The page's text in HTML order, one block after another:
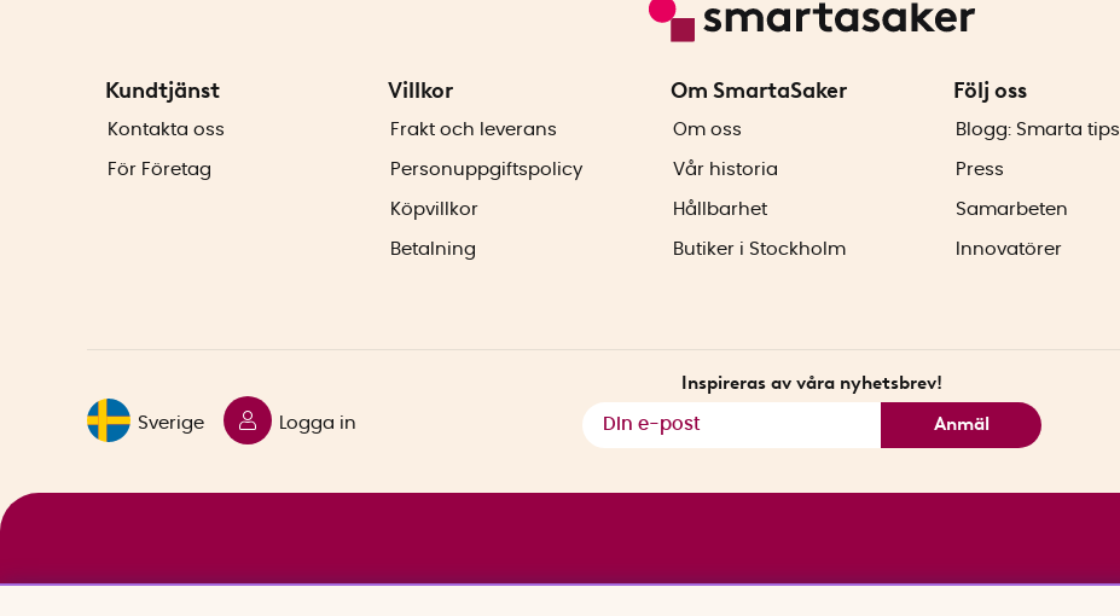
Kundtjänst
Kontakta oss
För Företag
Villkor
Frakt och leverans
Personuppgiftspolicy
Köpvillkor
Betalning
Om SmartaSaker
Om oss
Vår historia
Hållbarhet
Butiker i Stockholm
Följ oss
Blogg: Smarta tips
Press
Samarbeten
Innovatörer
Sverige Logga in
Inspireras av våra nyhetsbrev!
Anmäl